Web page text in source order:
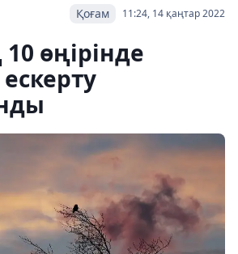
11:24, 14 қаңтар 2022
Қоғам
10 өңірінде